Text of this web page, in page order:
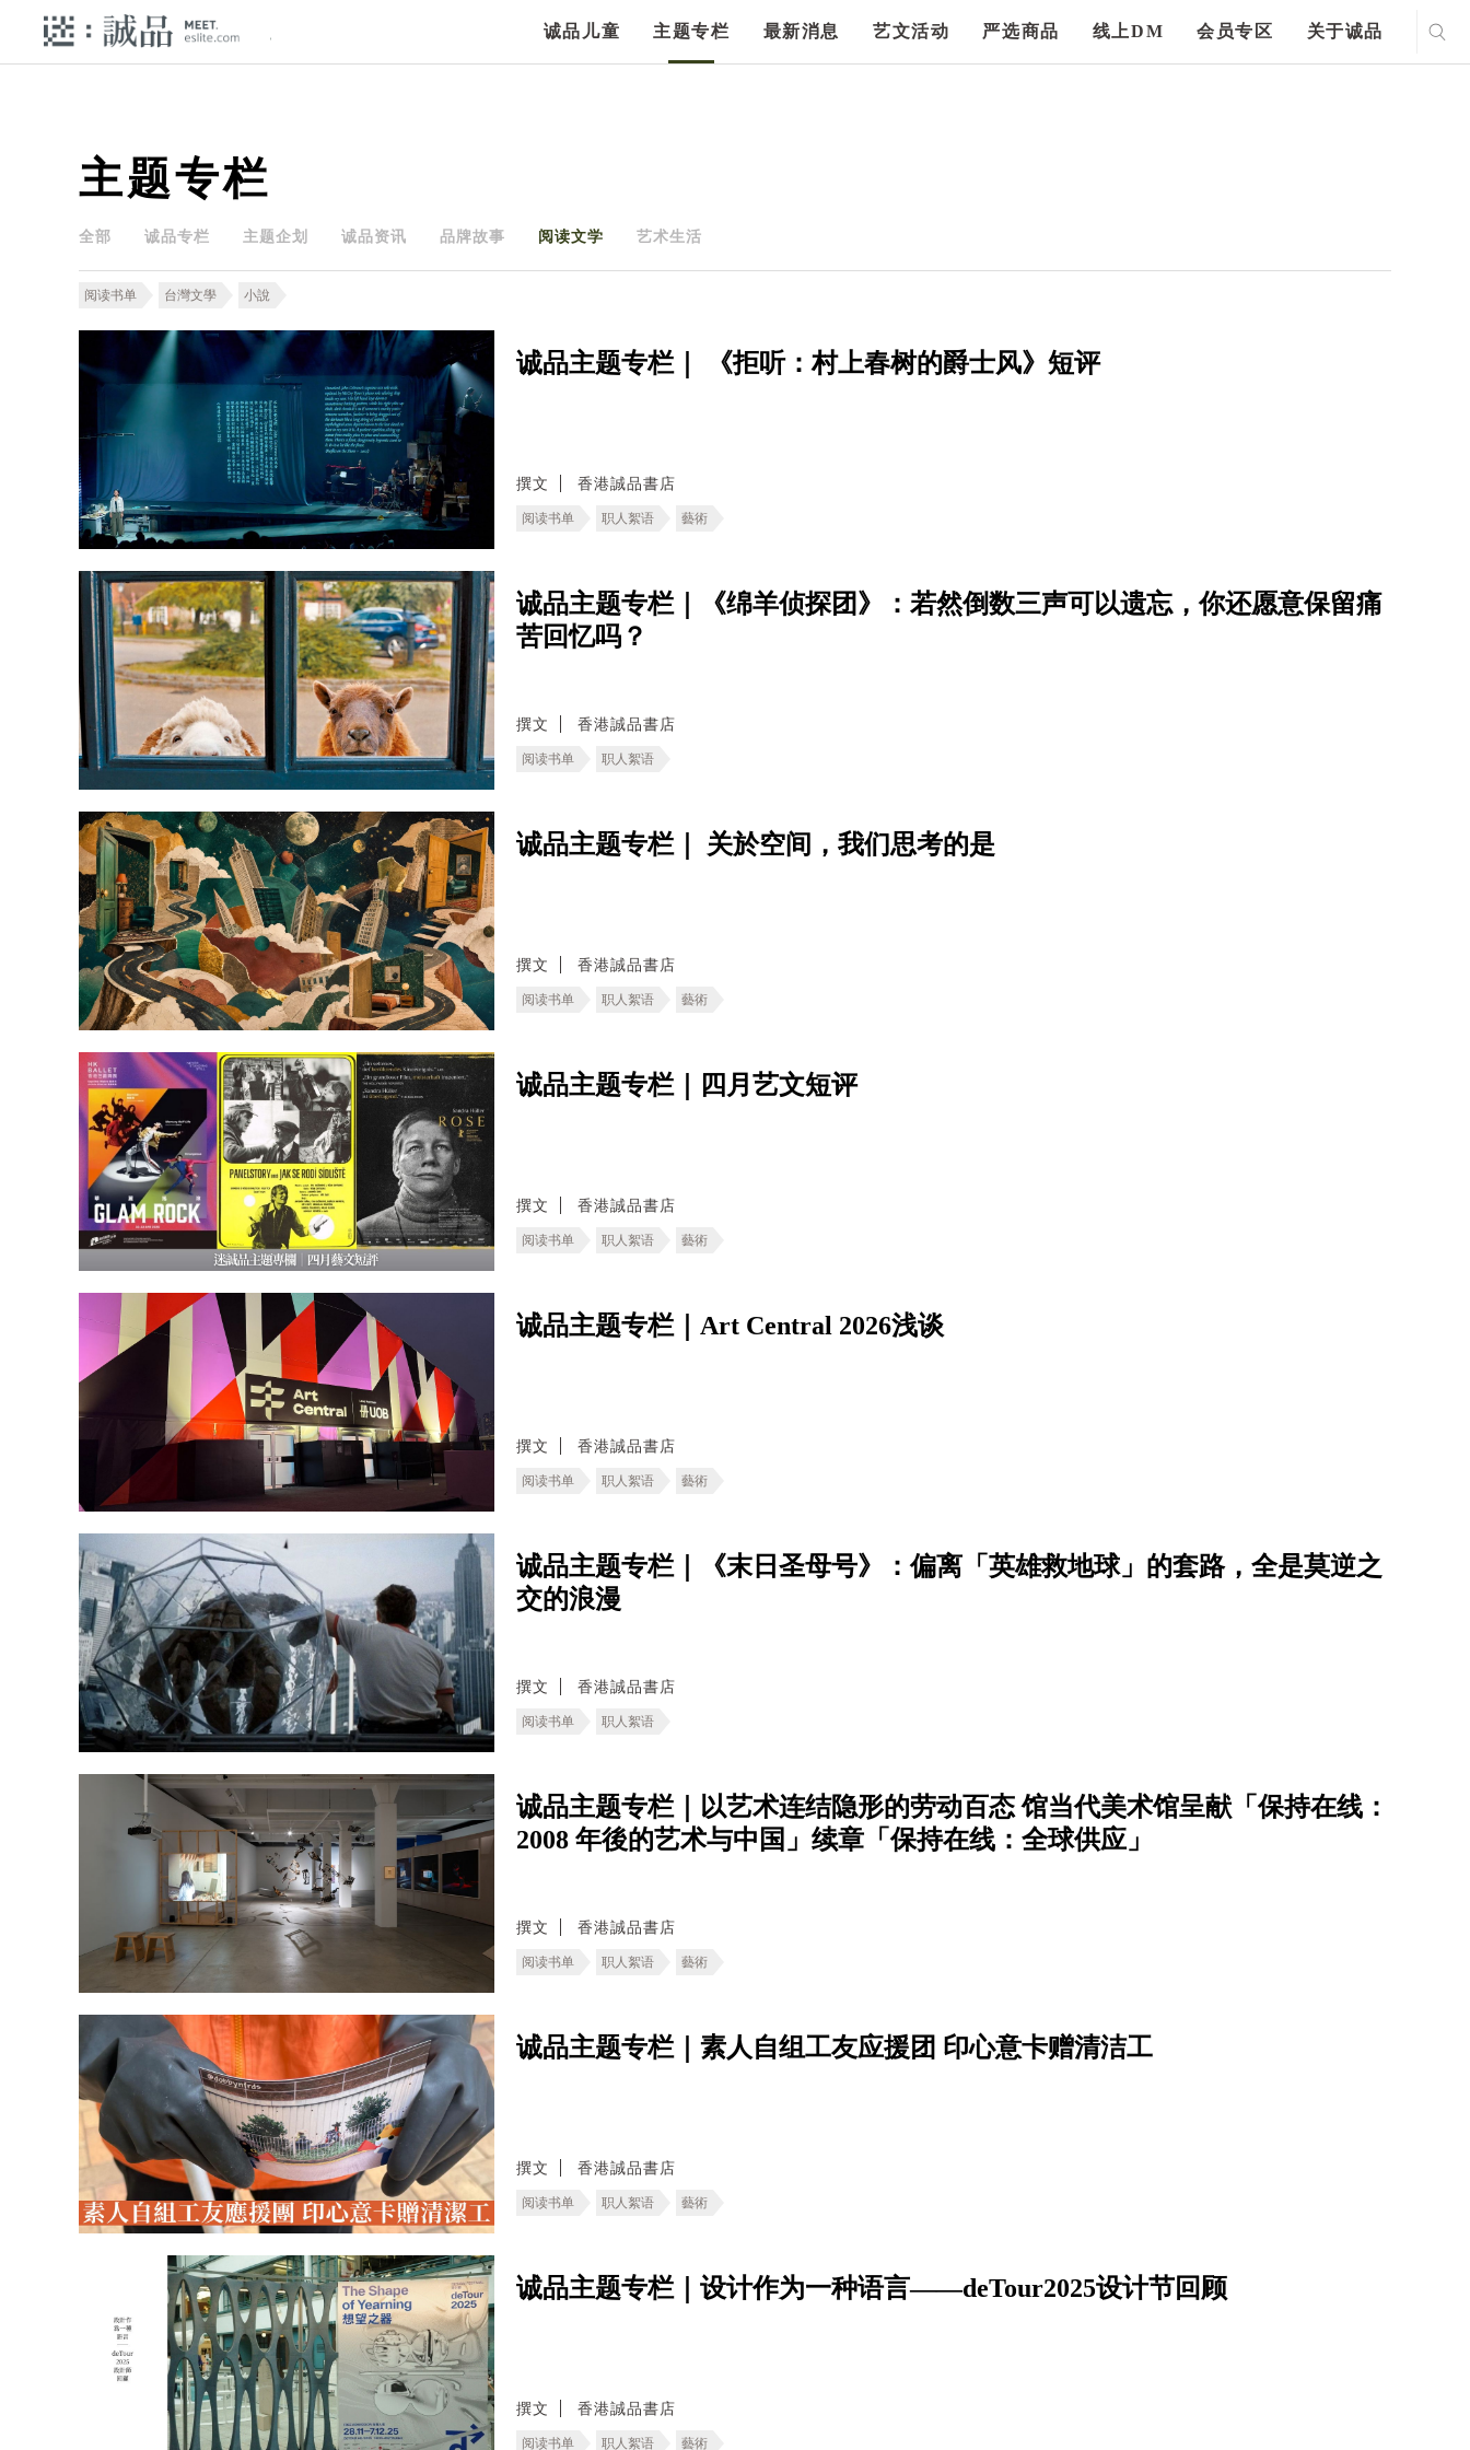
诚品儿童 主题专栏 最新消息 艺文活动 严选商品 线上DM 会员专区 关于诚品
主题专栏
全部 诚品专栏 主题企划 诚品资讯 品牌故事 阅读文学 艺术生活
阅读书单 台灣文學 小說
诚品主题专栏｜ 《拒听：村上春树的爵士风》短评
撰文 香港誠品書店
阅读书单 职人絮语 藝術
诚品主题专栏｜《绵羊侦探团》：若然倒数三声可以遗忘，你还愿意保留痛
苦回忆吗？
撰文 香港誠品書店
阅读书单 职人絮语
诚品主题专栏｜ 关於空间，我们思考的是
撰文 香港誠品書店
阅读书单 职人絮语 藝術
诚品主题专栏｜四月艺文短评
撰文 香港誠品書店
阅读书单 职人絮语 藝術
诚品主题专栏｜Art Central 2026浅谈
撰文 香港誠品書店
阅读书单 职人絮语 藝術
诚品主题专栏｜《末日圣母号》：偏离「英雄救地球」的套路，全是莫逆之
交的浪漫
撰文 香港誠品書店
阅读书单 职人絮语
诚品主题专栏｜以艺术连结隐形的劳动百态 馆当代美术馆呈献「保持在线：
2008 年後的艺术与中国」续章「保持在线：全球供应」
撰文 香港誠品書店
阅读书单 职人絮语 藝術
诚品主题专栏｜素人自组工友应援团 印心意卡赠清洁工
撰文 香港誠品書店
阅读书单 职人絮语 藝術
诚品主题专栏｜设计作为一种语言——deTour2025设计节回顾
撰文 香港誠品書店
阅读书单 职人絮语 藝術